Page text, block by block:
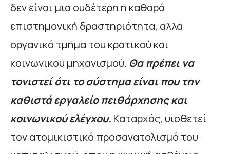
δεν είναι μια ουδέτερη ή καθαρά
επιστημονική δραστηριότητα, αλλά
οργανικό τμήμα του κρατικού και
κοινωνικού μηχανισμού. Θα πρέπει να
τονιστεί ότι το σύστημα είναι που την
καθιστά εργαλείο πειθάρχησης και
κοινωνικού ελέγχου. Καταρχάς, υιοθετεί
τον ατομικιστικό προσανατολισμό του